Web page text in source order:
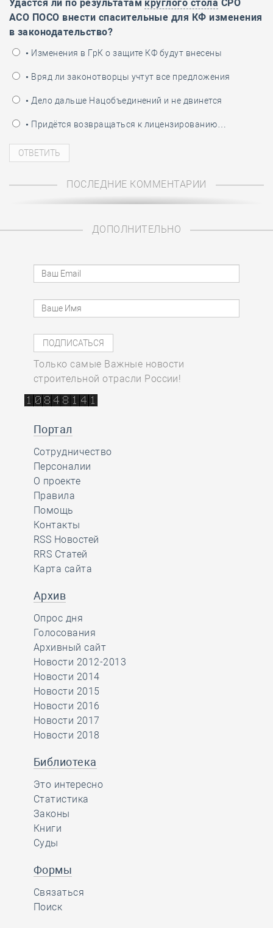
Удастся ли по результатам круглого стола СРО
АСО ПОСО внести спасительные для КФ изменения
в законодательство?
• Изменения в ГрК о защите КФ будут внесены
• Вряд ли законотворцы учтут все предложения
• Дело дальше Нацобъединений и не двинется
• Придётся возвращаться к лицензированию…
ПОСЛЕДНИЕ КОММЕНТАРИИ
ДОПОЛНИТЕЛЬНО
Только самые Важные новости
строительной отрасли России!
Портал
Сотрудничество
Персоналии
О проекте
Правила
Помощь
Контакты
RSS Новостей
RRS Статей
Карта сайта
Архив
Опрос дня
Голосования
Архивный сайт
Новости 2012-2013
Новости 2014
Новости 2015
Новости 2016
Новости 2017
Новости 2018
Библиотека
Это интересно
Статистика
Законы
Книги
Суды
Формы
Связаться
Поиск